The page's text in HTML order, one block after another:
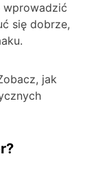
wprowadzić
się dobrze,
jak